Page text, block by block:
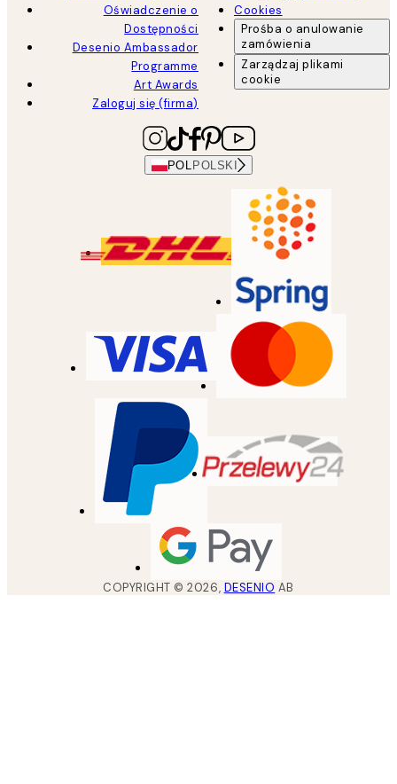
Oświadczenie o
Dostępności
Desenio Ambassador
Programme
Art Awards
Zaloguj się (firma)
Cookies
Prośba o anulowanie
zamówienia
Zarządzaj plikami
cookie
POL POLSKI
COPYRIGHT ©2026, DESENIO AB